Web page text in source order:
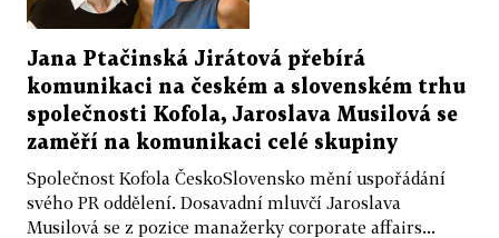
Jana Ptačinská Jirátová přebírá
komunikaci na českém a slovenském trhu
společnosti Kofola, Jaroslava Musilová se
zaměří na komunikaci celé skupiny
Společnost Kofola ČeskoSlovensko mění uspořádání
svého PR oddělení. Dosavadní mluvčí Jaroslava
Musilová se z pozice manažerky corporate affairs...